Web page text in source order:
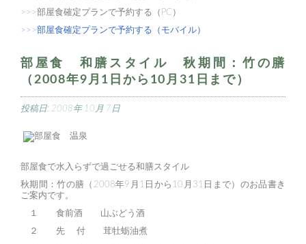
>>>部屋食確定プランで予約する（PC）
>>>部屋食確定プランで予約する（モバイル）
部屋食 和膳スタイル 秋期間：竹の膳
（2008年9月1日から10月31日まで）
投稿日: 2008年 10月 7日
部屋食で水入らずで過ごせる和膳スタイル
秋期間：竹の膳（2008年9月1日から10月31日まで）のお品書き
ご案内です。
１ 食前酒 山ぶどう酒
２ 先 付 茸牡蛎油煮